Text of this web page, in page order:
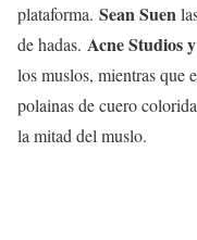
plataforma. Sean Suen
de hadas. Acne Studios
los muslos, mientras que
polainas de cuero
la mitad del muslo.